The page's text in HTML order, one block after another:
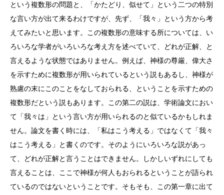
という複数形の問題と、「かたどり、似せて」という二つの特別
な言い方が出て来るわけですが、先ず、「我々」という方から考
えてみたいと思います。この複数形の意味する所については、い
ろいろな学者がいろいろな考え方を述べていて、どれが正解、と
言えるような状態ではありません。例えば、神様の尊厳、偉大さ
を示すために複数形が用いられているという説もあるし、神様が
熟慮の末にこのことをなしておられる、ということを示すための
複数形だという説もあります。この第二の説は、学術論文におい
て「我々は」という言い方が用いられるのと似ているかもしれま
せん。論文を書く時には、「私はこう考える」ではなくて「我々
はこう考える」と書くのです。そのようにいろいろな説があっ
て、どれが正解と言うことはできません。しかしいずれにしても
言えることは、ここで神様が何人もおられるということが語られ
ているのではないということです。そもそも、この第一章に出て